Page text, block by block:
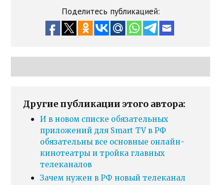
Поделитесь публикацией:
Другие публикации этого автора:
И в новом списке обязательных
приложений для Smart TV в РФ
обязательны все основные онлайн-
кинотеатры и тройка главных
телеканалов
Зачем нужен в РФ новый телеканал